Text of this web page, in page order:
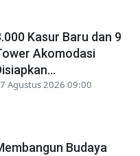
Kasur Baru dan 9
Akomodasi
Agustus 2026 09:00
Budaya